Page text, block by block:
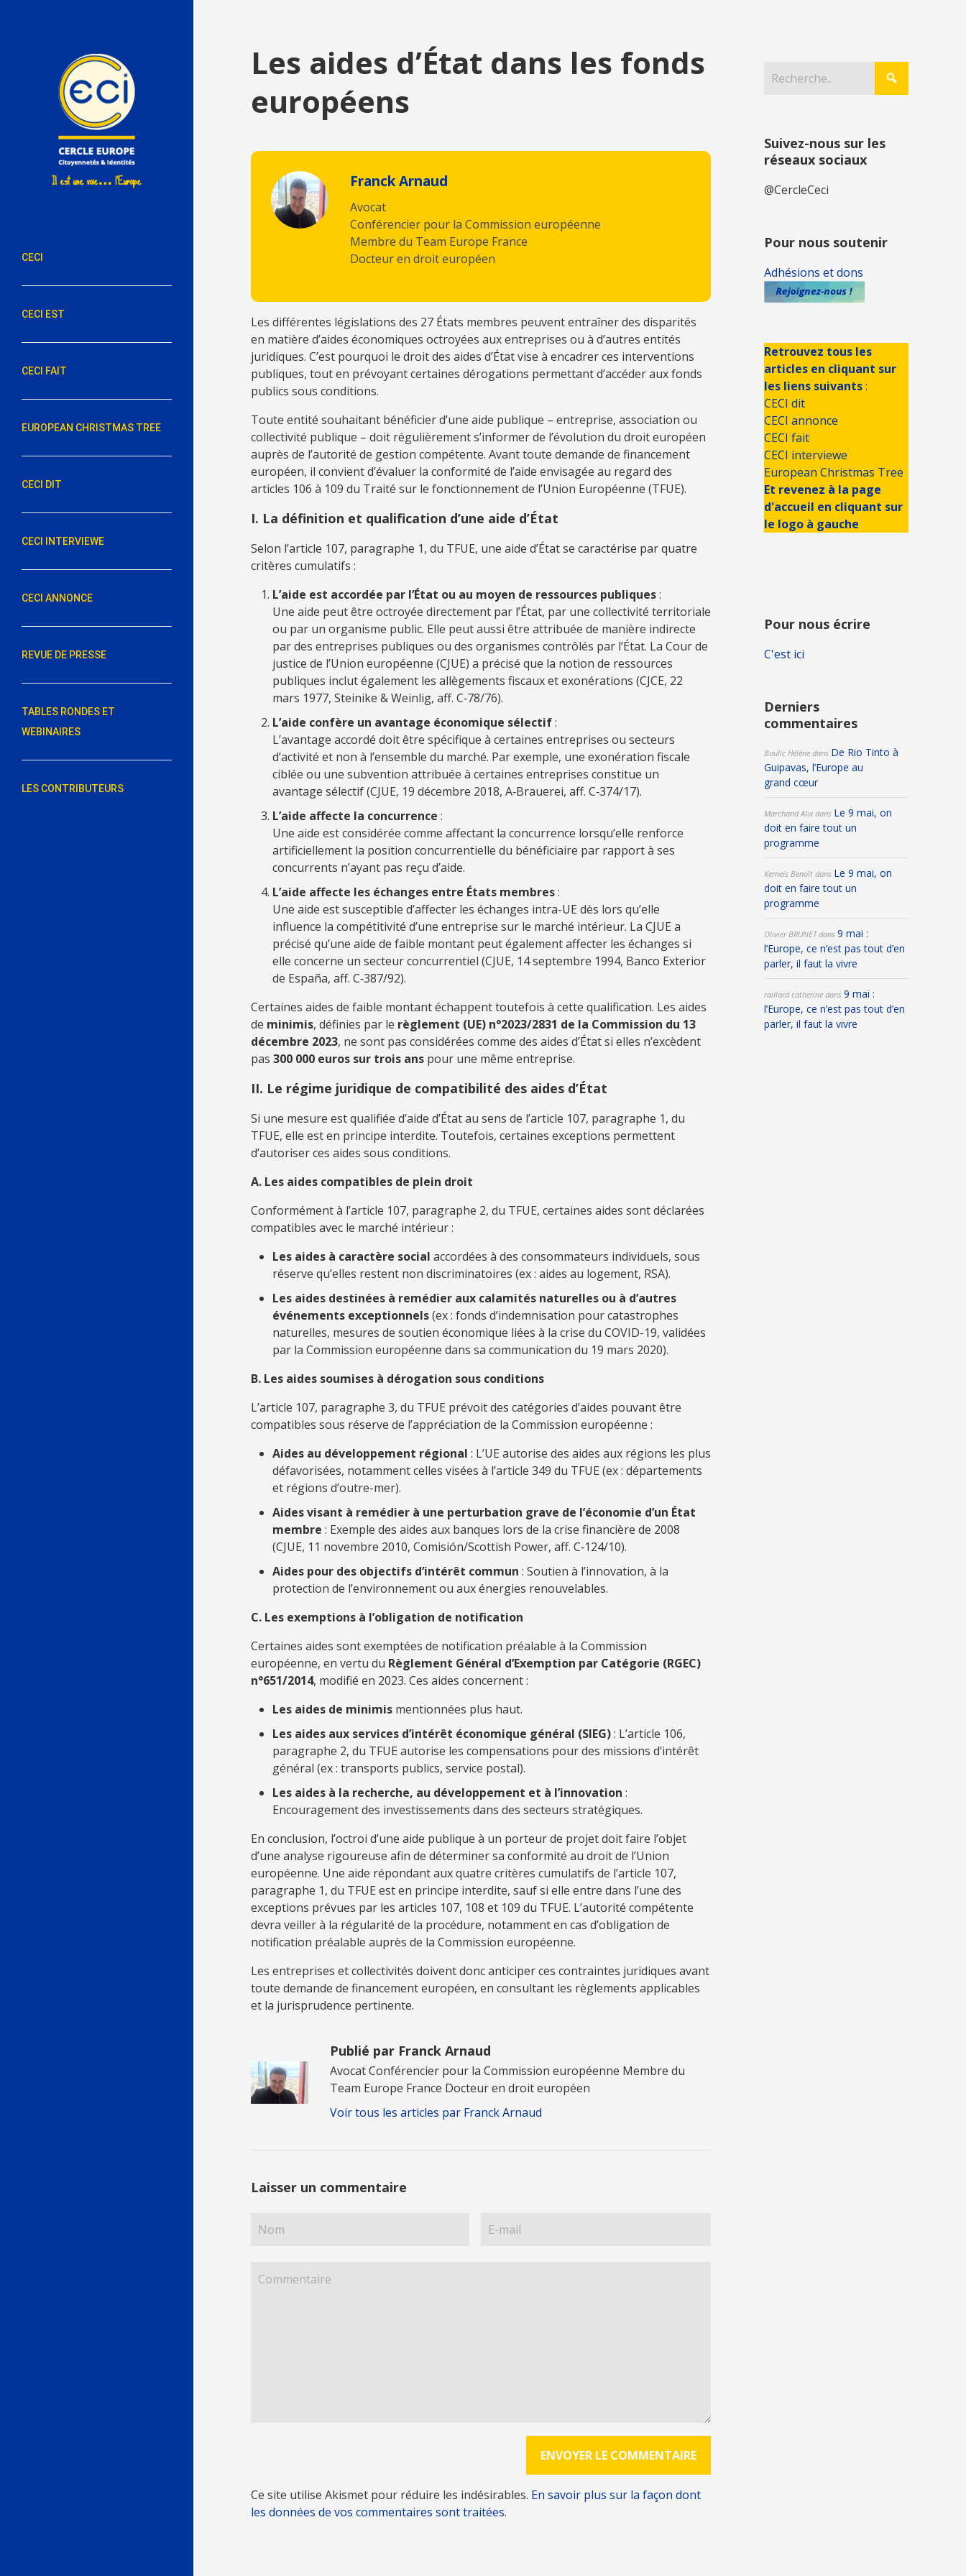
CECI
CECI EST
CECI FAIT
EUROPEAN CHRISTMAS TREE
CECI DIT
CECI INTERVIEWE
CECI ANNONCE
REVUE DE PRESSE
TABLES RONDES ET
WEBINAIRES
LES CONTRIBUTEURS
Les aides d’État dans les fonds
européens
Franck Arnaud
Avocat
Conférencier pour la Commission européenne
Membre du Team Europe France
Docteur en droit européen
Les différentes législations des 27 États membres peuvent entraîner des disparités
en matière d’aides économiques octroyées aux entreprises ou à d’autres entités
juridiques. C’est pourquoi le droit des aides d’État vise à encadrer ces interventions
publiques, tout en prévoyant certaines dérogations permettant d’accéder aux fonds
publics sous conditions.
Toute entité souhaitant bénéficier d’une aide publique – entreprise, association ou
collectivité publique – doit régulièrement s’informer de l’évolution du droit européen
auprès de l’autorité de gestion compétente. Avant toute demande de financement
européen, il convient d’évaluer la conformité de l’aide envisagée au regard des
articles 106 à 109 du Traité sur le fonctionnement de l’Union Européenne (TFUE).
I. La définition et qualification d’une aide d’État
Selon l’article 107, paragraphe 1, du TFUE, une aide d’État se caractérise par quatre
critères cumulatifs :
L’aide est accordée par l’État ou au moyen de ressources publiques:
Une aide peut être octroyée directement par l’État, par une collectivité territoriale
ou par un organisme public. Elle peut aussi être attribuée de manière indirecte
par des entreprises publiques ou des organismes contrôlés par l’État. La Cour de
justice de l’Union européenne (CJUE) a précisé que la notion de ressources
publiques inclut également les allègements fiscaux et exonérations (CJCE, 22
mars 1977, Steinike & Weinlig, aff. C‑78/76).
L’aide confère un avantage économique sélectif:
L’avantage accordé doit être spécifique à certaines entreprises ou secteurs
d’activité et non à l’ensemble du marché. Par exemple, une exonération fiscale
ciblée ou une subvention attribuée à certaines entreprises constitue un
avantage sélectif (CJUE, 19 décembre 2018, A‑Brauerei, aff. C‑374/17).
L’aide affecte la concurrence :
Une aide est considérée comme affectant la concurrence lorsqu’elle renforce
artificiellement la position concurrentielle du bénéficiaire par rapport à ses
concurrents n’ayant pas reçu d’aide.
L’aide affecte les échanges entre États membres:
Une aide est susceptible d’affecter les échanges intra-UE dès lors qu’elle
influence la compétitivité d’une entreprise sur le marché intérieur. La CJUE a
précisé qu’une aide de faible montant peut également affecter les échanges si
elle concerne un secteur concurrentiel (CJUE, 14 septembre 1994, Banco Exterior
de España, aff. C‑387/92).
Certaines aides de faible montant échappent toutefois à cette qualification. Les aides
de minimis, définies par le règlement (UE) n°2023/2831 de la Commission du 13
décembre 2023, ne sont pas considérées comme des aides d’État si elles n’excèdent
pas 300 000 euros sur trois anspour une même entreprise.
II. Le régime juridique de compatibilité des aides d’État
Si une mesure est qualifiée d’aide d’État au sens de l’article 107, paragraphe 1, du
TFUE, elle est en principe interdite. Toutefois, certaines exceptions permettent
d’autoriser ces aides sous conditions.
A. Les aides compatibles de plein droit
Conformément à l’article 107, paragraphe 2, du TFUE, certaines aides sont déclarées
compatibles avec le marché intérieur :
Les aides à caractère social accordées à des consommateurs individuels, sous
réserve qu’elles restent non discriminatoires (ex : aides au logement, RSA).
Les aides destinées à remédier aux calamités naturelles ou à d’autres
événements exceptionnels(ex : fonds d’indemnisation pour catastrophes
naturelles, mesures de soutien économique liées à la crise du COVID-19, validées
par la Commission européenne dans sa communication du 19 mars 2020).
B. Les aides soumises à dérogation sous conditions
L’article 107, paragraphe 3, du TFUE prévoit des catégories d’aides pouvant être
compatibles sous réserve de l’appréciation de la Commission européenne :
Aides au développement régional : L’UE autorise des aides aux régions les plus
défavorisées, notamment celles visées à l’article 349 du TFUE (ex : départements
et régions d’outre-mer).
Aides visant à remédier à une perturbation grave de l’économie d’un État
membre : Exemple des aides aux banques lors de la crise financière de 2008
(CJUE, 11 novembre 2010, Comisión/Scottish Power, aff. C‑124/10).
Aides pour des objectifs d’intérêt commun : Soutien à l’innovation, à la
protection de l’environnement ou aux énergies renouvelables.
C. Les exemptions à l’obligation de notification
Certaines aides sont exemptées de notification préalable à la Commission
européenne, en vertu du Règlement Général d’Exemption par Catégorie (RGEC)
n°651/2014, modifié en 2023. Ces aides concernent :
Les aides de minimismentionnées plus haut.
Les aides aux services d’intérêt économique général (SIEG): L’article 106,
paragraphe 2, du TFUE autorise les compensations pour des missions d’intérêt
général (ex : transports publics, service postal).
Les aides à la recherche, au développement et à l’innovation :
Encouragement des investissements dans des secteurs stratégiques.
En conclusion, l’octroi d’une aide publique à un porteur de projet doit faire l’objet
d’une analyse rigoureuse afin de déterminer sa conformité au droit de l’Union
européenne. Une aide répondant aux quatre critères cumulatifs de l’article 107,
paragraphe 1, du TFUE est en principe interdite, sauf si elle entre dans l’une des
exceptions prévues par les articles 107, 108 et 109 du TFUE. L’autorité compétente
devra veiller à la régularité de la procédure, notamment en cas d’obligation de
notification préalable auprès de la Commission européenne.
Les entreprises et collectivités doivent donc anticiper ces contraintes juridiques avant
toute demande de financement européen, en consultant les règlements applicables
et la jurisprudence pertinente.
Publié par Franck Arnaud
Avocat Conférencier pour la Commission européenne Membre du
Team Europe France Docteur en droit européen
Voir tous les articles par Franck Arnaud
Laisser un commentaire
Ce site utilise Akismet pour réduire les indésirables. En savoir plus sur la façon dont
les données de vos commentaires sont traitées.
Suivez-nous sur les
réseaux sociaux
@CercleCeci
Pour nous soutenir
Adhésions et dons
Retrouvez tous les
articles en cliquant sur
les liens suivants:
CECI dit
CECI annonce
CECI fait
CECI interviewe
European Christmas Tree
Et revenez à la page
d'accueil en cliquant sur
le logo à gauche
Pour nous écrire
C'est ici
Derniers
commentaires
Boulic Hélènedans De Rio Tinto à
Guipavas, l’Europe au
grand cœur
Marchand Alixdans Le 9 mai, on
doit en faire tout un
programme
Kerneis Benoîtdans Le 9 mai, on
doit en faire tout un
programme
Olivier BRUNETdans 9 mai :
l’Europe, ce n’est pas tout d’en
parler, il faut la vivre
raillard catherinedans 9 mai :
l’Europe, ce n’est pas tout d’en
parler, il faut la vivre